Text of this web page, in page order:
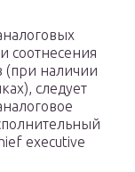
соотнесения
(при наличии
следует
executive